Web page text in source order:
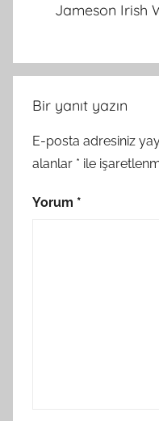
Jameson Irish
Bir yanıt yazın
E-posta adresiniz
alanlar * ile
Yorum *